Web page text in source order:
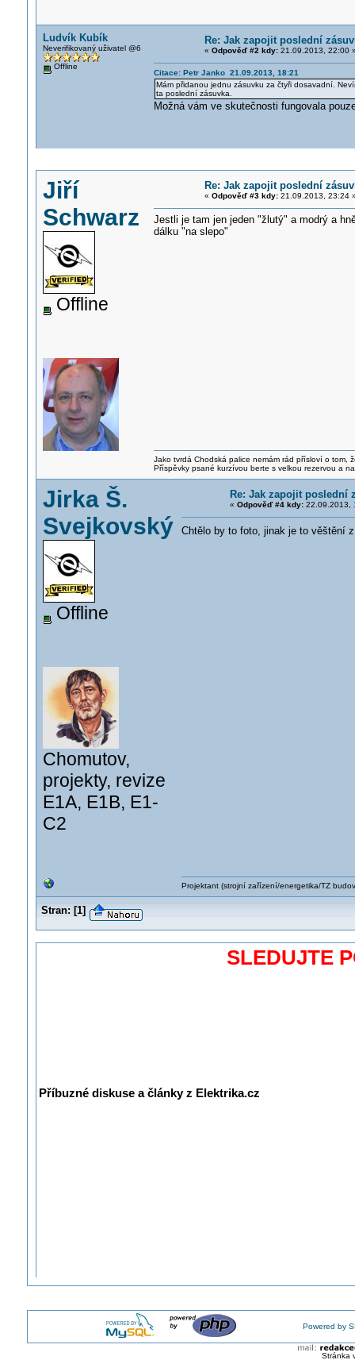
Ludvík Kubík
Neverifikovaný uživatel @6
Offline
Re: Jak zapojit poslední
« Odpověď #2 kdy:21.09.2013, 22:00
Citace: Petr Janko 21.09.2013, 18:21
Mám přidanou jednu zásuvku za čtyři dosavadní.
ta poslední zásuvka.
Možná vám ve skutečnosti fungovala
Jiří
Schwarz
Offline
Re: Jak zapojit poslední
« Odpověď #3 kdy:21.09.2013, 23:24
Jestli je tam jen jeden "žlutý" a modrý a
dálku "na slepo"
Jako tvrdá Chodská palice nemám rád přísloví o tom,
Příspěvky psané kurzívou berte s velkou rezervou a
Jirka Š.
Svejkovský
Offline
Chomutov,
projekty, revize
E1A, E1B, E1-
C2
Re: Jak zapojit poslední
« Odpověď #4 kdy:22.09.2013,
Chtělo by to foto, jinak je to věštění
Projektant (strojní zařízení/energetika/TZ
Stran: [1]
SLEDUJTE
Příbuzné diskuse a články z Elektrika.cz
Powered by
Stránka